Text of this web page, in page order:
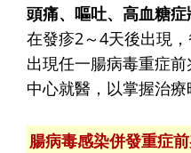
頭痛、嘔吐、高血糖症
在發疹2～4天後出現
出現任一腸病毒重症
中心就醫，以掌握治療
腸病毒感染併發重症